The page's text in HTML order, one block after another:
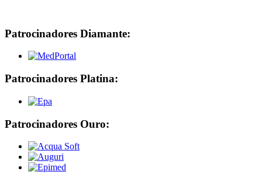
Patrocinadores Diamante:
Patrocinadores Platina:
Patrocinadores Ouro: